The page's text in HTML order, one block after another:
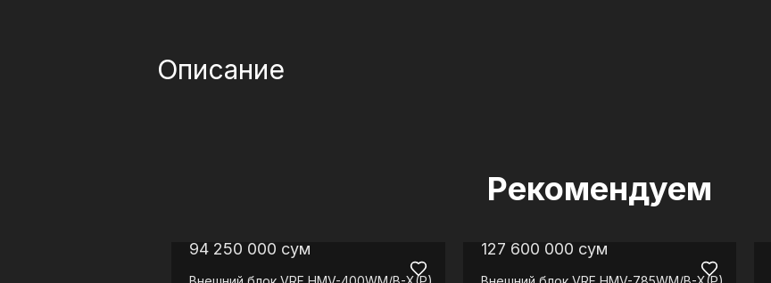
Описание
Рекомендуем
94 250 000 сум 127 600 000 сум